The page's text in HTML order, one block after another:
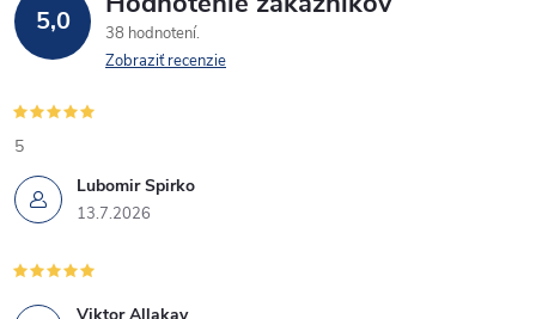
e
r
v
k
y
a
n
e
5,0
38 hodnotení
Zobraziť recenzie
Lubomir Spirko
13.7.2026
5